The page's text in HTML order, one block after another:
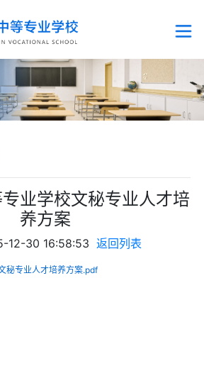
业学校文秘专业人才培
养方案
12-30 16:58:53 返回列表
秘专业人才培养方案.pdf